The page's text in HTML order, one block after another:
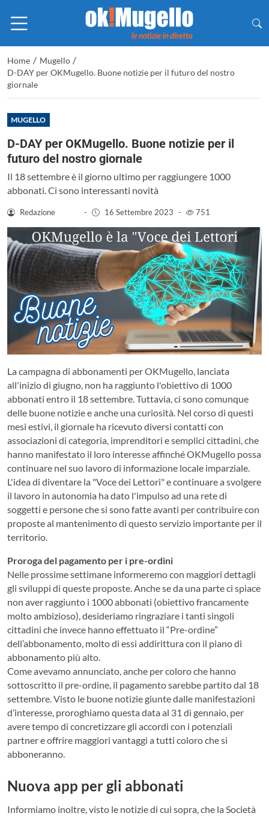
Home / Mugello /
D-DAY per OKMugello. Buone notizie per il futuro del nostro
giornale
MUGELLO
D-DAY per OKMugello. Buone notizie per il
futuro del nostro giornale
Il 18 settembre è il giorno ultimo per raggiungere 1000
abbonati. Ci sono interessanti novità
Redazione - 16 Settembre 2023 - 751
La campagna di abbonamenti per OKMugello, lanciata
all'inizio di giugno, non ha raggiunto l'obiettivo di 1000
abbonati entro il 18 settembre. Tuttavia, ci sono comunque
delle buone notizie e anche una curiosità. Nel corso di questi
mesi estivi, il giornale ha ricevuto diversi contatti con
associazioni di categoria, imprenditori e semplici cittadini, che
hanno manifestato il loro interesse affinché OKMugello possa
continuare nel suo lavoro di informazione locale imparziale.
L'idea di diventare la "Voce dei Lettori" e continuare a svolgere
il lavoro in autonomia ha dato l'impulso ad una rete di
soggetti e persone che si sono fatte avanti per contribuire con
proposte al mantenimento di questo servizio importante per il
territorio.
Proroga del pagamento per i pre-ordini
Nelle prossime settimane informeremo con maggiori dettagli
gli sviluppi di queste proposte. Anche se da una parte ci spiace
non aver raggiunto i 1000 abbonati (obiettivo francamente
molto ambizioso), desideriamo ringraziare i tanti singoli
cittadini che invece hanno effettuato il “Pre-ordine”
dell’abbonamento, molto di essi addirittura con il piano di
abbonamento più alto.
Come avevamo annunciato, anche per coloro che hanno
sottoscritto il pre-ordine, il pagamento sarebbe partito dal 18
settembre. Visto le buone notizie giunte dalle manifestazioni
d’interesse, proroghiamo questa data al 31 di gennaio, per
avere tempo di concretizzare gli accordi con i potenziali
partner e offrire maggiori vantaggi a tutti coloro che si
abboneranno.
Nuova app per gli abbonati
Informiamo inoltre, visto le notizie di cui sopra, che la Società